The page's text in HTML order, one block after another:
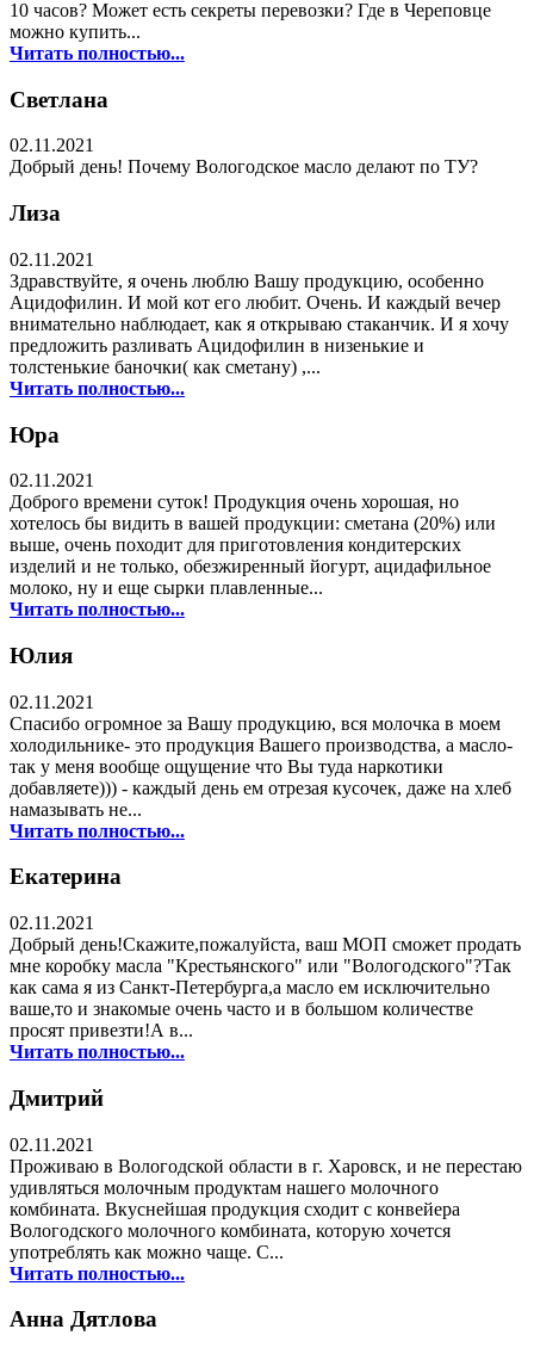
10 часов? Может есть секреты перевозки? Где в Череповце
можно купить...
Читать полностью...
Светлана
02.11.2021
Добрый день! Почему Вологодское масло делают по ТУ?
Лиза
02.11.2021
Здравствуйте, я очень люблю Вашу продукцию, особенно
Ацидофилин. И мой кот его любит. Очень. И каждый вечер
внимательно наблюдает, как я открываю стаканчик. И я хочу
предложить разливать Ацидофилин в низенькие и
толстенькие баночки( как сметану) ,...
Читать полностью...
Юра
02.11.2021
Доброго времени суток! Продукция очень хорошая, но
хотелось бы видить в вашей продукции: сметана (20%) или
выше, очень походит для приготовления кондитерских
изделий и не только, обезжиренный йогурт, ацидафильное
молоко, ну и еще сырки плавленные...
Читать полностью...
Юлия
02.11.2021
Спасибо огромное за Вашу продукцию, вся молочка в моем
холодильнике- это продукция Вашего производства, а масло-
так у меня вообще ощущение что Вы туда наркотики
добавляете))) - каждый день ем отрезая кусочек, даже на хлеб
намазывать не...
Читать полностью...
Екатерина
02.11.2021
Добрый день!Скажите,пожалуйста, ваш МОП сможет продать
мне коробку масла "Крестьянского" или "Вологодского"?Так
как сама я из Санкт-Петербурга,а масло ем исключительно
ваше,то и знакомые очень часто и в большом количестве
просят привезти!А в...
Читать полностью...
Дмитрий
02.11.2021
Проживаю в Вологодской области в г. Харовск, и не перестаю
удивляться молочным продуктам нашего молочного
комбината. Вкуснейшая продукция сходит с конвейера
Вологодского молочного комбината, которую хочется
употреблять как можно чаще. С...
Читать полностью...
Анна Дятлова